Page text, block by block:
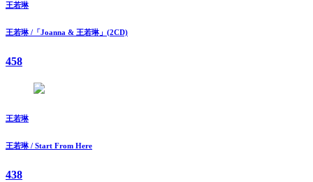
王若琳
王若琳 /「Joanna & 王若琳」(2CD)
458
王若琳
王若琳 / Start From Here
438